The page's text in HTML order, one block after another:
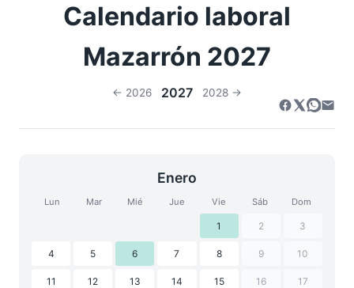
Calendario laboral
Mazarrón 2027
← 2026 2027 2028 →
Enero
Lun Mar Mié Jue Vie Sáb Dom
1 2 3
4 5 6 7 8 9 10
11 12 13 14 15 16 17